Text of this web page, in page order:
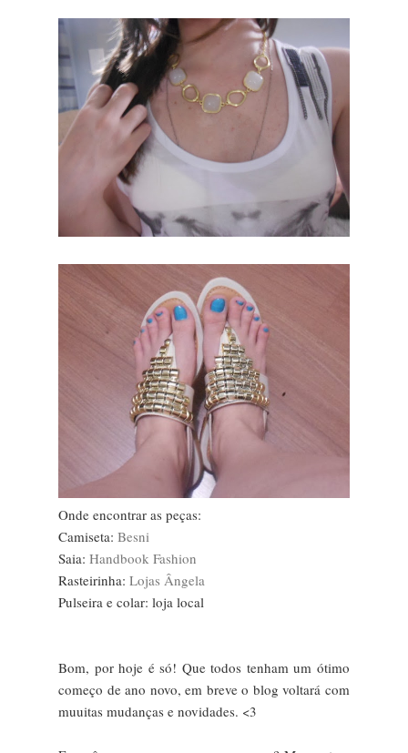
Onde encontrar as peças:
Camiseta: Besni
Saia: Handbook Fashion
Rasteirinha: Lojas Ângela
Pulseira e colar: loja local
Bom, por hoje é só! Que todos tenham um ótimo
começo de ano novo, em breve o blog voltará com
muuitas mudanças e novidades. <3